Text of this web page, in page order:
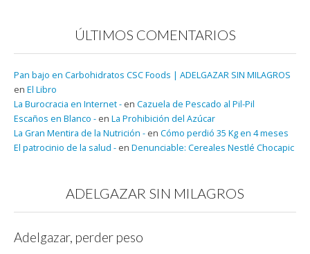
ÚLTIMOS COMENTARIOS
Pan bajo en Carbohidratos CSC Foods | ADELGAZAR SIN MILAGROS
en El Libro
La Burocracia en Internet - en Cazuela de Pescado al Pil-Pil
Escaños en Blanco - en La Prohibición del Azúcar
La Gran Mentira de la Nutrición - en Cómo perdió 35 Kg en 4 meses
El patrocinio de la salud - en Denunciable: Cereales Nestlé Chocapic
ADELGAZAR SIN MILAGROS
Adelgazar, perder peso